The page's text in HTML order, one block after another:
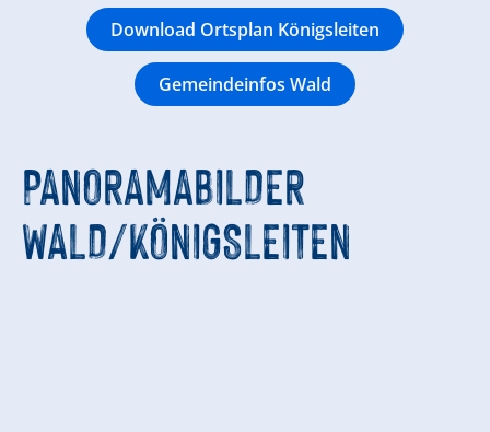
Download Ortsplan Königsleiten
Gemeindeinfos Wald
PANORAMABILDER
WALD/KÖNIGSLEITEN